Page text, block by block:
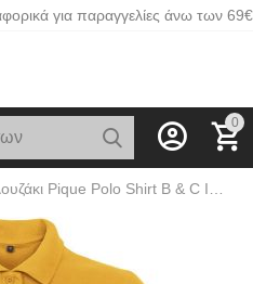
για παραγγελίες άνω των 69€
0